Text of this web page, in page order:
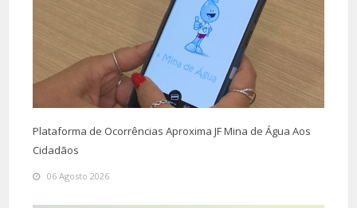
Plataforma de Ocorrências Aproxima JF Mina de Água Aos
Cidadãos
06 Agosto 2026